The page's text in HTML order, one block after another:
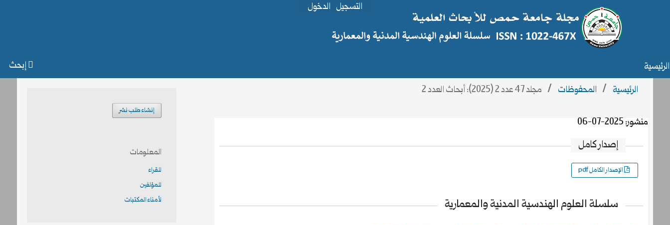
الرئيسية إبحث
التسجيل الدخول
الرئيسية / المحفوظات / مجلد 47 عدد 2 (2025): أبحاث العدد 2
منشور: 2025-07-06
إصدار كامل
الإصدار الكامل pdf
سلسلة العلوم الهندسية المدنية والمعمارية
إنشاء طلب نشر
المعلومات
للقراء
للمؤلفين
لأمناء المكتبات